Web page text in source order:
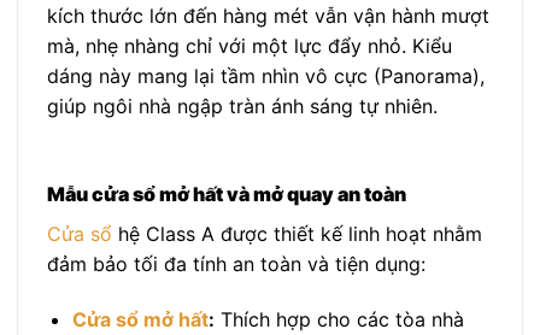
kích thước lớn đến hàng mét vẫn vận hành mượt
mà, nhẹ nhàng chỉ với một lực đẩy nhỏ. Kiểu
dáng này mang lại tầm nhìn vô cực (Panorama),
giúp ngôi nhà ngập tràn ánh sáng tự nhiên.
Mẫu cửa sổ mở hất và mở quay an toàn
Cửa sổ hệ Class A được thiết kế linh hoạt nhằm
đảm bảo tối đa tính an toàn và tiện dụng:
Cửa sổ mở hất: Thích hợp cho các tòa nhà